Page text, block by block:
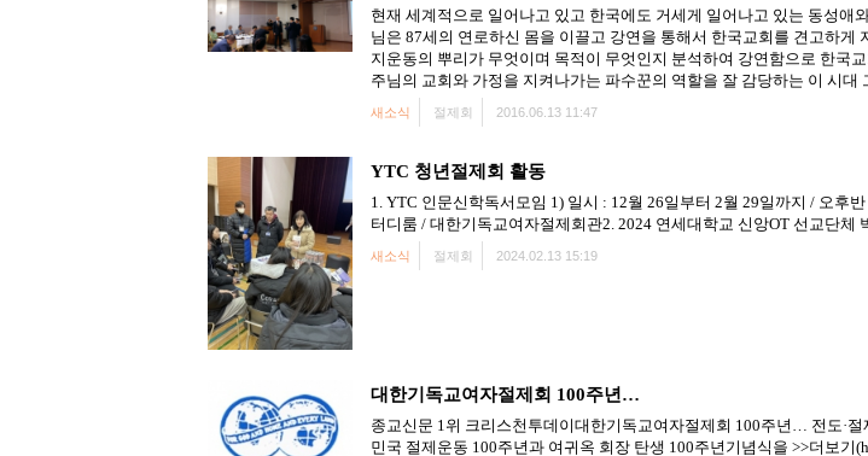
현재 세계적으로 일어나고 있고 한국에도 거세게 일어나고 있는 동성
님은 87세의 연로하신 몸을 이끌고 강연을 통해서 한국교회를 견고하
지운동의 뿌리가 무엇이며 목적이 무엇인지 분석하여 강연함으로 한국
주님의 교회와 가정을 지켜나가는 파수꾼의 역할을 잘 감당하는 이 시대
새소식 절제회 2016.06.13 11:47
YTC 청년절제회 활동
1. YTC 인문신학독서모임 1) 일시 : 12월 26일부터 2월 29일까지 / 오후
터디룸 / 대한기독교여자절제회관2. 2024 연세대학교 신앙OT 선교단체
새소식 절제회 2024.02.13 15:19
대한기독교여자절제회 100주년…
종교신문 1위 크리스천투데이대한기독교여자절제회 100주년… 전도·
민국 절제운동 100주년과 여귀옥 회장 탄생 100주년기념식을 >>더보기